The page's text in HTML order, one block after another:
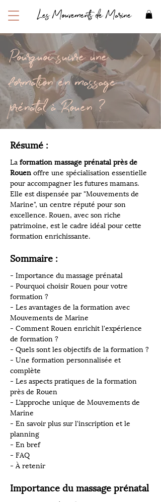
Les Mouvements de Marine
Pourquoi suivre une
formation en massage
prénatal à Rouen ?
Résumé :
La formation massage prénatal près de
Rouen offre une spécialisation essentielle
pour accompagner les futures mamans.
Elle est dispensée par "Mouvements de
Marine", un centre réputé pour son
excellence. Rouen, avec son riche
patrimoine, est le cadre idéal pour cette
formation enrichissante.
Sommaire :
- Importance du massage prénatal
- Pourquoi choisir Rouen pour votre
formation ?
- Les avantages de la formation avec
Mouvements de Marine
- Comment Rouen enrichit l'expérience
de formation ?
- Quels sont les objectifs de la formation ?
- Une formation personnalisée et
complète
- Les aspects pratiques de la formation
près de Rouen
- L’approche unique de Mouvements de
Marine
- En savoir plus sur l'inscription et le
planning
- En bref
- FAQ
- À retenir
Importance du massage prénatal